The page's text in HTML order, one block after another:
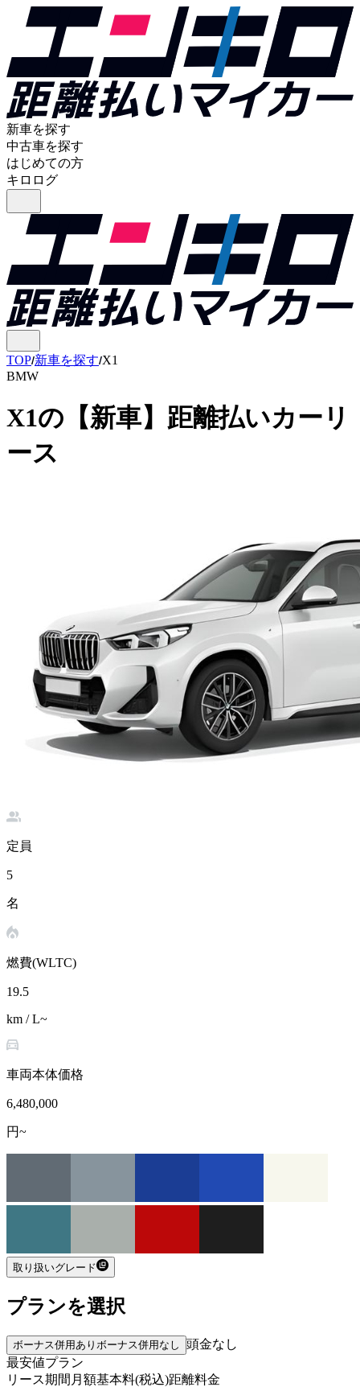
新車を探す
中古車を探す
はじめての方
キロログ
TOP 新車を探す X1
BMW
X1の 【新車】距離払いカーリ
ース
定員
5
名
燃費(WLTC)
19.5
km / L~
車両本体価格
6,480,000
円~
取り扱いグレード
プランを選択
ボーナス併用あり ボーナス併用なし
頭金なし
最安値プラン
リース期間 月額基本料(税込)距離料金